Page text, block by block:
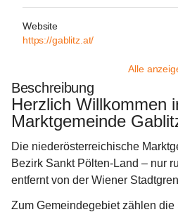
Website
https://gablitz.at/
Alle
Beschreibung
Herzlich Willkommen
Marktgemeinde
Die niederösterreichische
Bezirk Sankt Pölten-Land – nur
entfernt von der Wiener
Zum Gemeindegebiet zählen